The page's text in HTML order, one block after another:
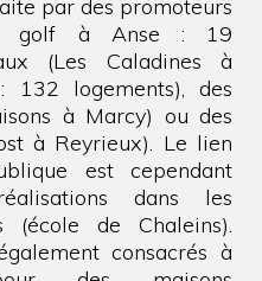
par des promoteurs
golf à Anse : 19
(Les Caladines à
132 logements), des
à Marcy) ou des
à Reyrieux). Le lien
est cependant
dans les
(école de Chaleins).
consacrés à